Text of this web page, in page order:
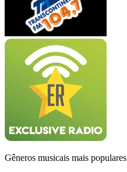
Gêneros musicais mais populares